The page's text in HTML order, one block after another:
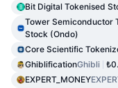
Bit Digital Tokenised
Tower Semiconductor
Stock (Ondo)
Core Scientific
GhiblificationGhibli
EXPERT_MONEY